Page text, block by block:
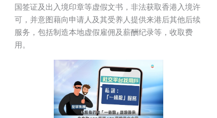
国签证及出入境印章等虚假文书，非法获取香港入境许
可，并意图藉向申请人及其受养人提供来港后其他后续
服务，包括制造本地虚假雇佣及薪酬纪录等，收取费
用。